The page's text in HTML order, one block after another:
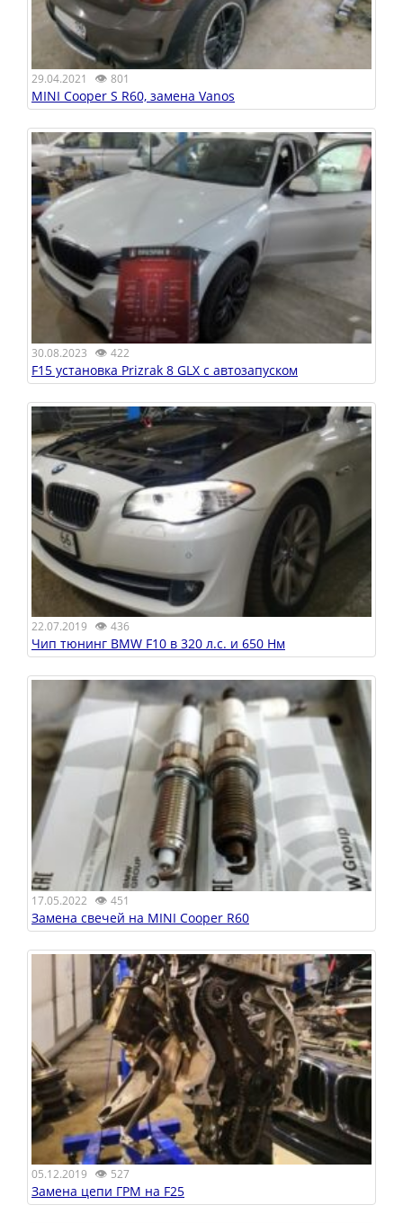
29.04.2021 👁 801
MINI Cooper S R60, замена Vanos
30.08.2023 👁 422
F15 установка Prizrak 8 GLX с автозапуском
22.07.2019 👁 436
Чип тюнинг BMW F10 в 320 л.с. и 650 Нм
17.05.2022 👁 451
Замена свечей на MINI Cooper R60
05.12.2019 👁 527
Замена цепи ГРМ на F25